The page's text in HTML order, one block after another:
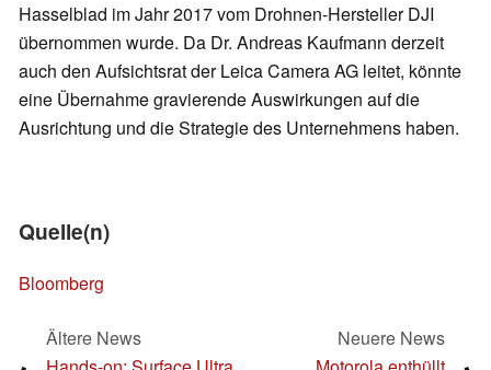
Hasselblad im Jahr 2017 vom Drohnen-Hersteller DJI
übernommen wurde. Da Dr. Andreas Kaufmann derzeit
auch den Aufsichtsrat der Leica Camera AG leitet, könnte
eine Übernahme gravierende Auswirkungen auf die
Ausrichtung und die Strategie des Unternehmens haben.
Quelle(n)
Bloomberg
Ältere News
Neuere News